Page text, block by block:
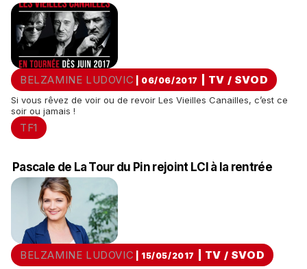
BELZAMINE LUDOVIC | 06/06/2017 TV / SVOD
Si vous rêvez de voir ou de revoir Les Vieilles Canailles, c’est ce
soir ou jamais !
TF1
Pascale de La Tour du Pin rejoint LCI à la rentrée
BELZAMINE LUDOVIC | 15/05/2017 TV / SVOD